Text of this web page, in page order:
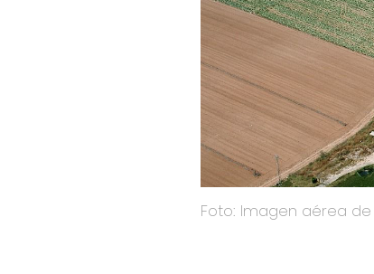
Foto: Imagen aérea